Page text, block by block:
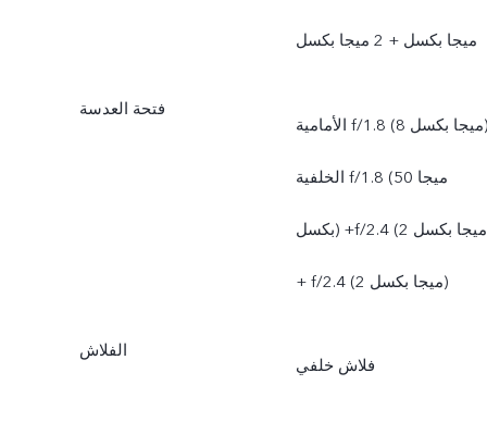
ميجا بكسل + 2 ميجا بكسل
فتحة العدسة
الأمامية f/1.8 (8 ميجا بكسل)،
الخلفية f/1.8 (50 ميجا
بكسل) +f/2.4 (2 ميجا بكسل)
+ f/2.4 (2 ميجا بكسل)
الفلاش
فلاش خلفي